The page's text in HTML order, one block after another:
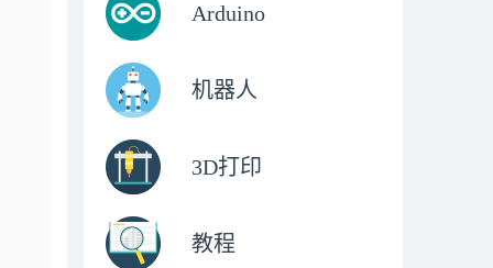
Arduino
机器人
3D打印
教程